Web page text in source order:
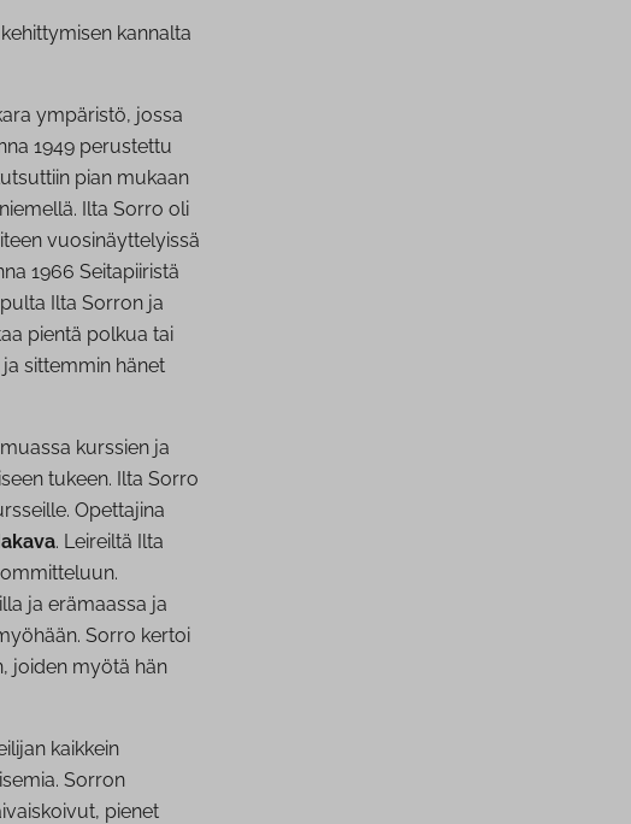
kannalta
ympäristö, jossa
1949 perustettu
pian mukaan
Ilta Sorro oli
vuosinäyttelyissä
1966 Seitapiiristä
Ilta Sorron ja
pientä polkua tai
sittemmin hänet
kurssien ja
tukeen. Ilta Sorro
Opettajina
. Leireiltä Ilta
ja erämaassa ja
Sorro kertoi
joiden myötä hän
kaikkein
Sorron
pienet